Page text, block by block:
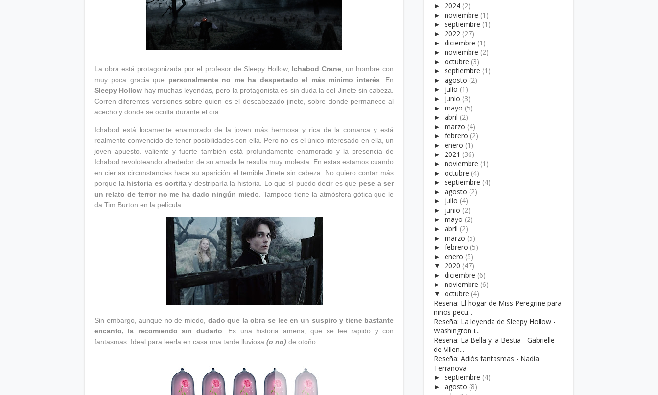
La obra está protagonizada por el profesor de Sleepy Hollow, Ichabod Crane , un hombre con
muy poca gracia que personalmente no me ha despertado el más mínimo interés . En
Sleepy Hollow hay muchas leyendas, pero la protagonista es sin duda la del Jinete sin cabeza.
Corren diferentes versiones sobre quien es el descabezado jinete, sobre donde permanece al
acecho y donde se oculta durante el día.
Ichabod está locamente enamorado de la joven más hermosa y rica de la comarca y está
realmente convencido de tener posibilidades con ella. Pero no es el único interesado en ella, un
joven apuesto, valiente y fuerte también está profundamente enamorado y la presencia de
Ichabod revoloteando alrededor de su amada le resulta muy molesta. En estas estamos cuando
en ciertas circunstancias hace su aparición el temible Jinete sin cabeza. No quiero contar más
porque la historia es cortitay destriparía la historia. Lo que sí puedo decir es que pese a ser
un relato de terror no me ha dado ningún miedo . Tampoco tiene la atmósfera gótica que le
da Tim Burton en la película.
Sin embargo, aunque no de miedo, dado que la obra se lee en un suspiro y tiene bastante
encanto, la recomiendo sin dudarlo . Es una historia amena, que se lee rápido y con
fantasmas. Ideal para leerla en casa una tarde lluviosa (o no) de otoño.
► 2024 (2)
►noviembre (1)
► septiembre (1)
► 2022 (27)
►diciembre (1)
►noviembre (2)
►octubre (3)
► septiembre (1)
►agosto (2)
► julio (1)
► junio (3)
►mayo (5)
►abril (2)
►marzo (4)
►febrero (2)
►enero (1)
► 2021 (36)
►noviembre (1)
►octubre (4)
► septiembre (4)
►agosto (2)
► julio (4)
► junio (2)
►mayo (2)
►abril (2)
►marzo (5)
►febrero (5)
►enero (5)
▼
2020 (47)
►diciembre (6)
►noviembre (6)
▼ octubre (4)
Reseña: El hogar de Miss Peregrine para
niños pecu...
Reseña: La leyenda de Sleepy Hollow -
Washington I...
Reseña: La Bella y la Bestia - Gabrielle
de Villen...
Reseña: Adiós fantasmas - Nadia
Terranova
► septiembre (4)
►agosto (8)